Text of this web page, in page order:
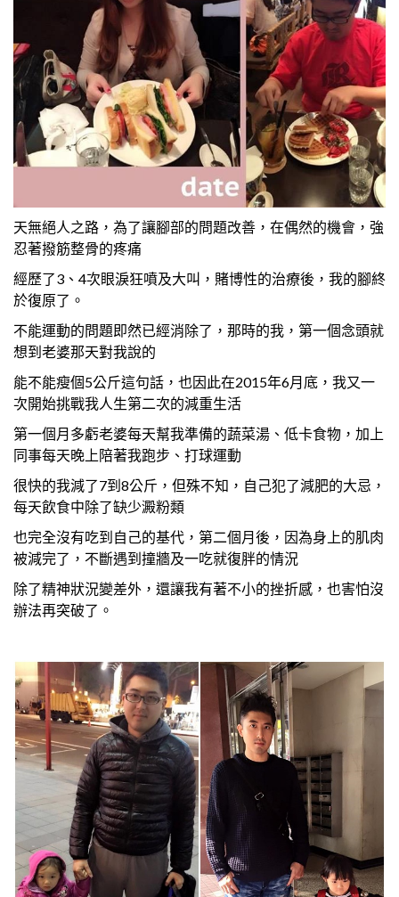
天無絕人之路，為了讓腳部的問題改善，在偶然的機會，強
忍著撥筋整骨的疼痛
經歷了3、4次眼淚狂噴及大叫，賭博性的治療後，我的腳終
於復原了。
不能運動的問題即然已經消除了，那時的我，第一個念頭就
想到老婆那天對我說的
能不能瘦個5公斤這句話，也因此在2015年6月底，我又一
次開始挑戰我人生第二次的減重生活
第一個月多虧老婆每天幫我準備的蔬菜湯、低卡食物，加上
同事每天晚上陪著我跑步、打球運動
很快的我減了7到8公斤，但殊不知，自己犯了減肥的大忌，
每天飲食中除了缺少澱粉類
也完全沒有吃到自己的基代，第二個月後，因為身上的肌肉
被減完了，不斷遇到撞牆及一吃就復胖的情況
除了精神狀況變差外，還讓我有著不小的挫折感，也害怕沒
辦法再突破了。